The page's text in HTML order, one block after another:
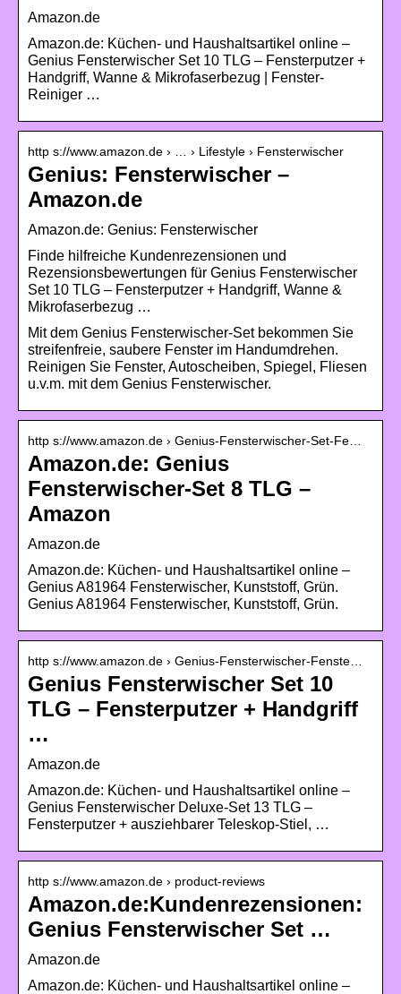
Amazon.de
Amazon.de: Küchen- und Haushaltsartikel online –
Genius Fensterwischer Set 10 TLG – Fensterputzer +
Handgriff, Wanne & Mikrofaserbezug | Fenster-
Reiniger …
http s://www.amazon.de › … › Lifestyle › Fensterwischer
Genius: Fensterwischer –
Amazon.de
Amazon.de: Genius: Fensterwischer
Finde hilfreiche Kundenrezensionen und
Rezensionsbewertungen für Genius Fensterwischer
Set 10 TLG – Fensterputzer + Handgriff, Wanne &
Mikrofaserbezug …
Mit dem Genius Fensterwischer-Set bekommen Sie
streifenfreie, saubere Fenster im Handumdrehen.
Reinigen Sie Fenster, Autoscheiben, Spiegel, Fliesen
u.v.m. mit dem Genius Fensterwischer.
http s://www.amazon.de › Genius-Fensterwischer-Set-Fe…
Amazon.de: Genius
Fensterwischer-Set 8 TLG –
Amazon
Amazon.de
Amazon.de: Küchen- und Haushaltsartikel online –
Genius A81964 Fensterwischer, Kunststoff, Grün.
Genius A81964 Fensterwischer, Kunststoff, Grün.
http s://www.amazon.de › Genius-Fensterwischer-Fenste…
Genius Fensterwischer Set 10
TLG – Fensterputzer + Handgriff
…
Amazon.de
Amazon.de: Küchen- und Haushaltsartikel online –
Genius Fensterwischer Deluxe-Set 13 TLG –
Fensterputzer + ausziehbarer Teleskop-Stiel, …
http s://www.amazon.de › product-reviews
Amazon.de:Kundenrezensionen:
Genius Fensterwischer Set …
Amazon.de
Amazon.de: Küchen- und Haushaltsartikel online –